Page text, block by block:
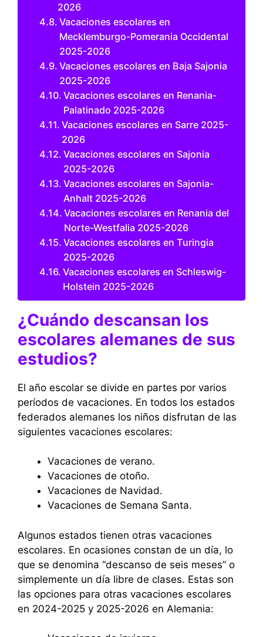
2026
Vacaciones escolares en
Mecklemburgo-Pomerania Occidental
2025-2026
Vacaciones escolares en Baja Sajonia
2025-2026
Vacaciones escolares en Renania-
Palatinado 2025-2026
Vacaciones escolares en Sarre 2025-
2026
Vacaciones escolares en Sajonia
2025-2026
Vacaciones escolares en Sajonia-
Anhalt 2025-2026
Vacaciones escolares en Renania del
Norte-Westfalia 2025-2026
Vacaciones escolares en Turingia
2025-2026
Vacaciones escolares en Schleswig-
Holstein 2025-2026
¿Cuándo descansan los
escolares alemanes de sus
estudios?
El año escolar se divide en partes por varios
períodos de vacaciones. En todos los estados
federados alemanes los niños disfrutan de las
siguientes vacaciones escolares:
Vacaciones de verano.
Vacaciones de otoño.
Vacaciones de Navidad.
Vacaciones de Semana Santa.
Algunos estados tienen otras vacaciones
escolares. En ocasiones constan de un día, lo
que se denomina “descanso de seis meses” o
simplemente un día libre de clases. Estas son
las opciones para otras vacaciones escolares
en 2024-2025 y 2025-2026 en Alemania: